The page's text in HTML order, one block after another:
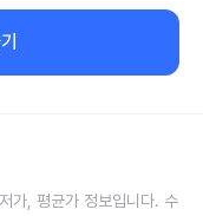
가, 평균가 정보입니다. 수